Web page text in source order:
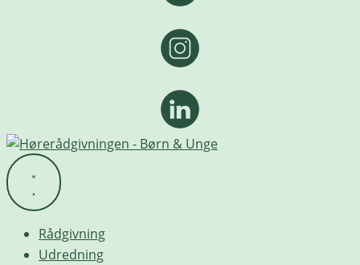
Rådgivning
Udredning